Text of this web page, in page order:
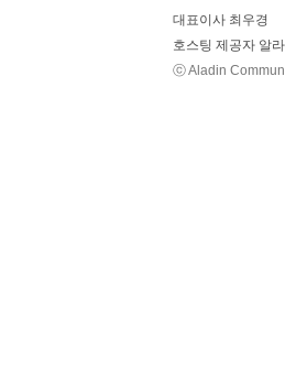
대표이사 최우경
호스팅 제공자 알
ⓒ Aladin